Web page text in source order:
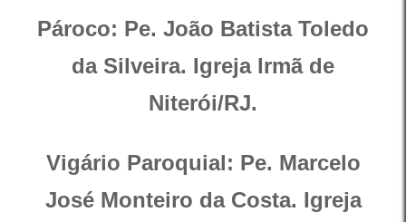
Pároco: Pe. João Batista Toledo
da Silveira. Igreja Irmã de
Niterói/RJ.
Vigário Paroquial: Pe. Marcelo
José Monteiro da Costa. Igreja